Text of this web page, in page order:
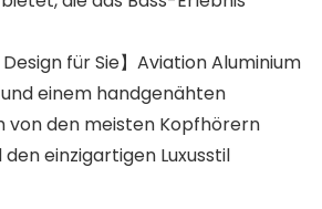
Design für Sie】Aviation Aluminium
einem handgenähten
von den meisten Kopfhörern
einzigartigen Luxusstil